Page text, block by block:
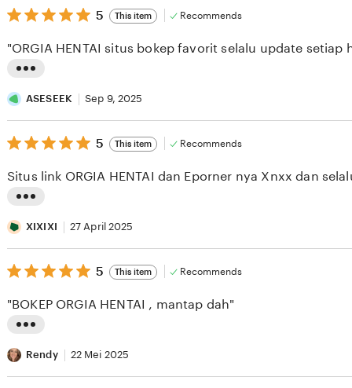
5
out
5
stars
5 This item Recommends
i
s
t
n
r
e
v
e
b
y
"ORGIA HENTAI situs bokep favorit selalu update setiap
ASESEEK Sep 9, 2025
5
out
5
stars
5 This item Recommends
i
s
t
n
r
e
Situs link ORGIA HENTAI dan Eporner nya Xnxx dan
XIXIXI 27 April 2025
5
out
5
stars
5 This item Recommends
i
s
"BOKEP ORGIA HENTAI , mantap dah"
Rendy 22 Mei 2025